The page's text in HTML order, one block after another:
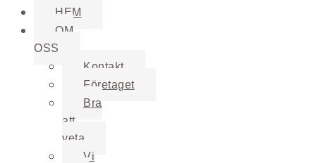
HEM
OM
OSS
Kontakt
Företaget
Bra
att
veta
Vi